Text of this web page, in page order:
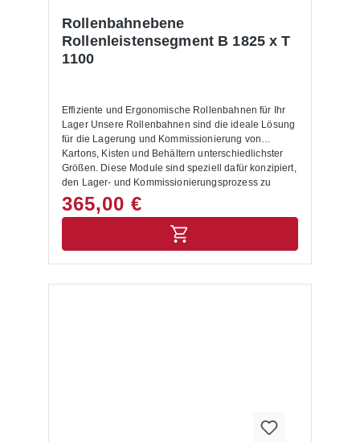
Rollenbahnebene
Rollenleistensegment B 1825 x T
1100
Effiziente und Ergonomische Rollenbahnen für Ihr
Lager Unsere Rollenbahnen sind die ideale Lösung
für die Lagerung und Kommissionierung von
Kartons, Kisten und Behältern unterschiedlichster
Größen. Diese Module sind speziell dafür konzipiert,
den Lager- und Kommissionierungsprozess zu
optimieren und zu vereinfachen. Produktvorteile:
Effiziente Bestückung und Entnahme: Die Regale
werden auf einer Seite mit Kartons, Kästen oder
Behältern bestückt. Dank der Polykarbonat-Röllchen
entnommen werden können. Dies ermöglicht eine
365,00 €